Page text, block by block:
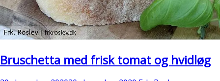
Bruschetta med frisk tomat og hvidløg